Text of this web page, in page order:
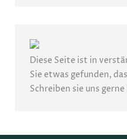
Diese Seite ist in
Sie etwas gefunden,
Schreiben sie uns gerne